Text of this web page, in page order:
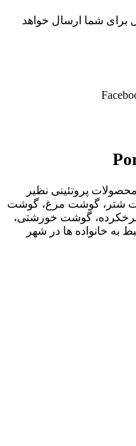
برای شما ارسال خواهد
پروتئینی نظیر
شتر، گوشت مرغ، گوشت
گوشت خورشتی،
خانواده ها در شهر